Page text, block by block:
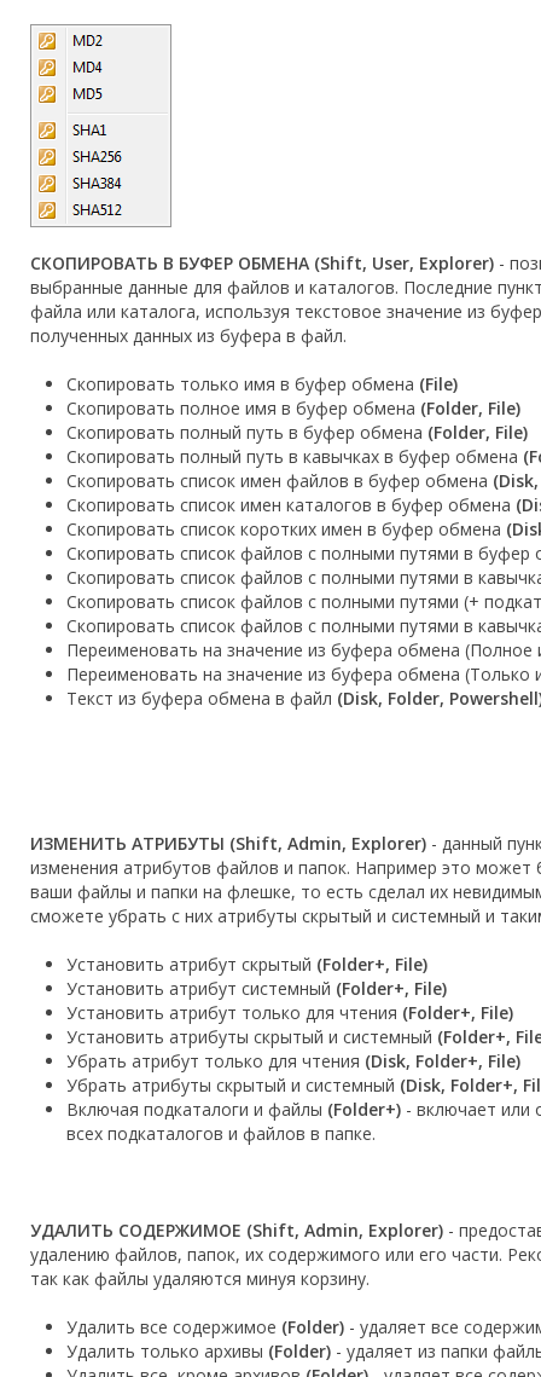
СКОПИРОВАТЬ В БУФЕР ОБМЕНА (Shift, User, Explorer) -
выбранные данные для файлов и каталогов. Последние
файла или каталога, используя текстовое значение из
полученных данных из буфера в файл.
Скопировать только имя в буфер обмена (File)
Скопировать полное имя в буфер обмена (Folder, File)
Скопировать полный путь в буфер обмена (Folder, File)
Скопировать полный путь в кавычках в буфер обмена
Скопировать список имен файлов в буфер обмена
Скопировать список имен каталогов в буфер обмена
Скопировать список коротких имен в буфер обмена
Скопировать список файлов с полными путями в
Скопировать список файлов с полными путями в
Скопировать список файлов с полными путями (+
Скопировать список файлов с полными путями в
Переименовать на значение из буфера обмена
Переименовать на значение из буфера обмена (Только
Текст из буфера обмена в файл (Disk, Folder,
ИЗМЕНИТЬ АТРИБУТЫ (Shift, Admin, Explorer) - данный
изменения атрибутов файлов и папок. Например это может
ваши файлы и папки на флешке, то есть сделал их
сможете убрать с них атрибуты скрытый и системный и
Установить атрибут скрытый (Folder+, File)
Установить атрибут системный (Folder+, File)
Установить атрибут только для чтения (Folder+, File)
Установить атрибуты скрытый и системный (Folder+,
Убрать атрибут только для чтения (Disk, Folder+, File)
Убрать атрибуты скрытый и системный (Disk, Folder+,
Включая подкаталоги и файлы (Folder+) - включает или
всех подкаталогов и файлов в папке.
УДАЛИТЬ СОДЕРЖИМОЕ (Shift, Admin, Explorer) -
удалению файлов, папок, их содержимого или его части.
так как файлы удаляются минуя корзину.
Удалить все содержимое (Folder) - удаляет все
Удалить только архивы (Folder) - удаляет из папки